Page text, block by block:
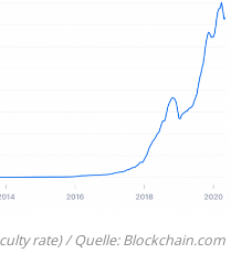
rate) / Quelle: Blockchain.com